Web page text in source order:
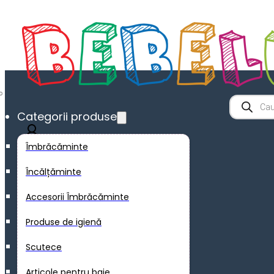
search
0
Categorii produse
Îmbrăcăminte
Încălțăminte
Accesorii Îmbrăcăminte
Produse de igienă
Scutece